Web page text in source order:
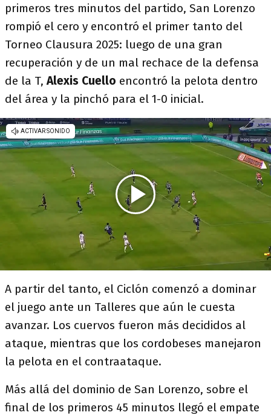
primeros tres minutos del partido, San Lorenzo
rompió el cero y encontró el primer tanto del
Torneo Clausura 2025: luego de una gran
recuperación y de un mal rechace de la defensa
de la T, Alexis Cuello encontró la pelota dentro
del área y la pinchó para el 1-0 inicial.
A partir del tanto, el Ciclón comenzó a dominar
el juego ante un Talleres que aún le cuesta
avanzar. Los cuervos fueron más decididos al
ataque, mientras que los cordobeses manejaron
la pelota en el contraataque.
Más allá del dominio de San Lorenzo, sobre el
final de los primeros 45 minutos llegó el empate